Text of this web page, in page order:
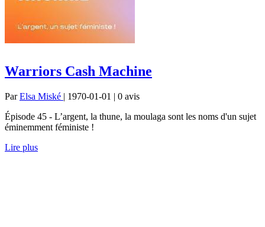
Warriors Cash Machine
ParElsa Miské | 1970-01-01 | 0 avis
Épisode 45 - L’argent, la thune, la moulaga sont les noms d'un sujet
éminemment féministe !
Lire plus